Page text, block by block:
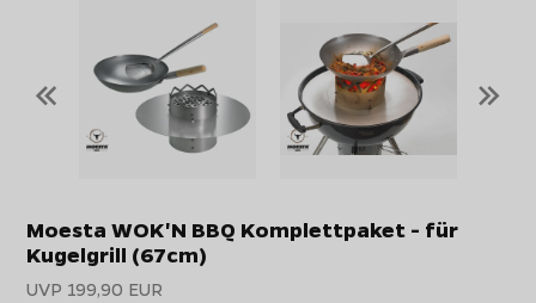
« »
Moesta WOK'N BBQ Komplettpaket - für
Kugelgrill (67cm)
UVP 199,90 EUR